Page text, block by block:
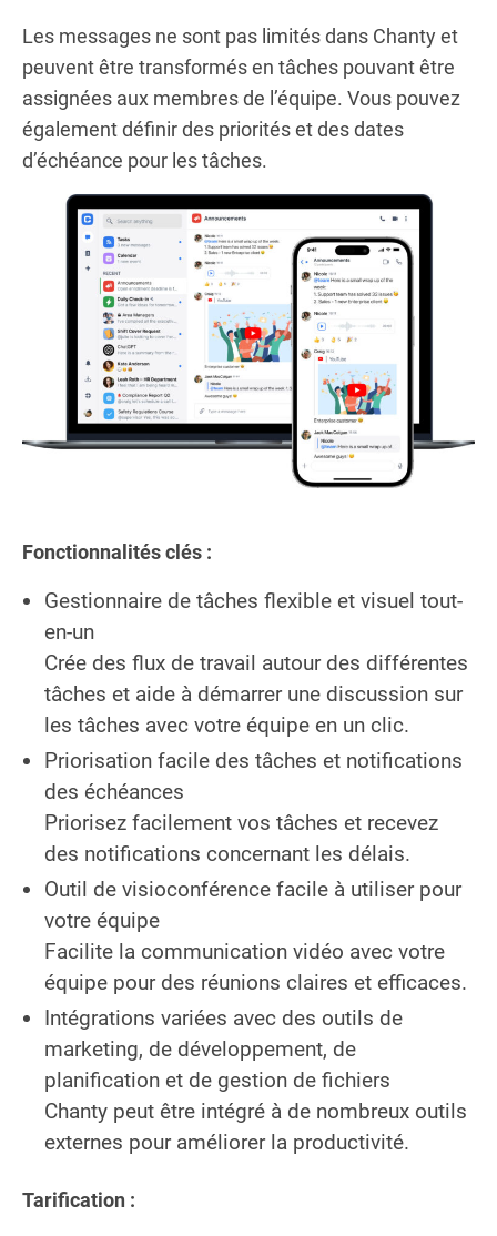
Les messages ne sont pas limités dans Chanty et
peuvent être transformés en tâches pouvant être
assignées aux membres de l’équipe. Vous pouvez
également définir des priorités et des dates
d’échéance pour les tâches.
Fonctionnalités clés :
Gestionnaire de tâches flexible et visuel tout-
en-un
Crée des flux de travail autour des différentes
tâches et aide à démarrer une discussion sur
les tâches avec votre équipe en un clic.
Priorisation facile des tâches et notifications
des échéances
Priorisez facilement vos tâches et recevez
des notifications concernant les délais.
Outil de visioconférence facile à utiliser pour
votre équipe
Facilite la communication vidéo avec votre
équipe pour des réunions claires et efficaces.
Intégrations variées avec des outils de
marketing, de développement, de
planification et de gestion de fichiers
Chanty peut être intégré à de nombreux outils
externes pour améliorer la productivité.
Tarification :